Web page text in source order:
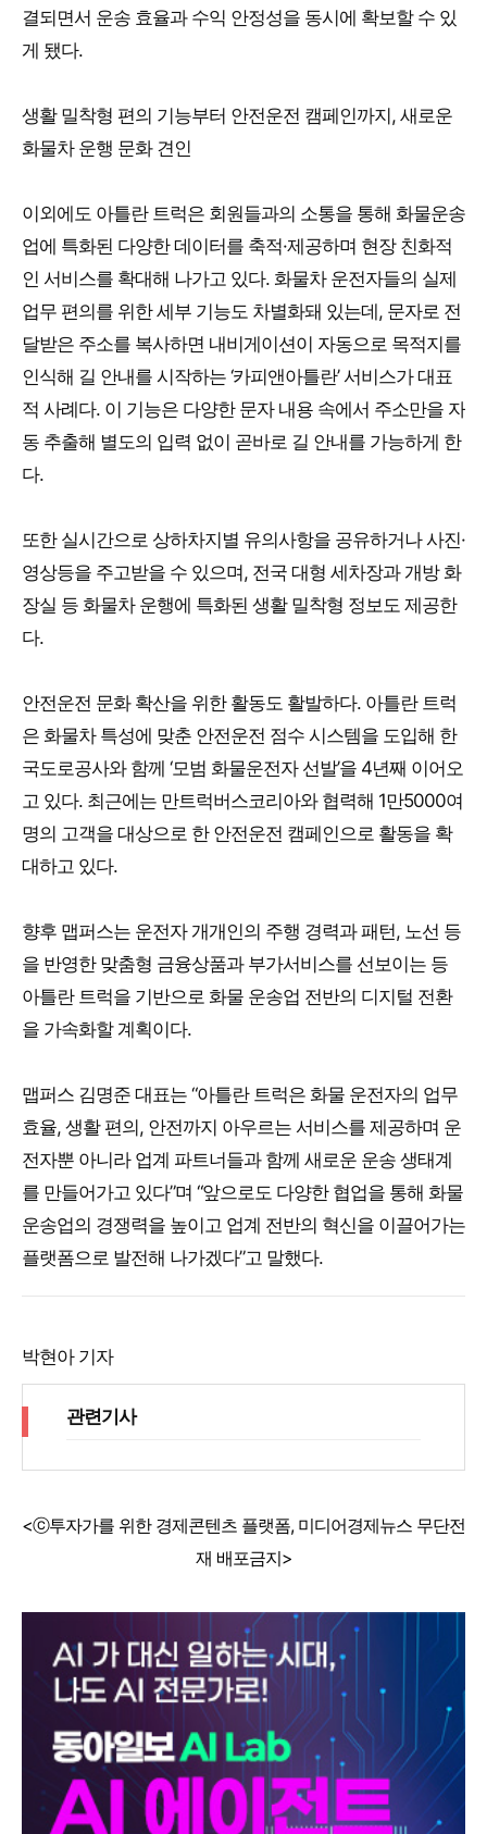
결되면서 운송 효율과 수익 안정성을 동시에 확보할 수 있
게 됐다.
생활 밀착형 편의 기능부터 안전운전 캠페인까지, 새로운
화물차 운행 문화 견인
이외에도 아틀란 트럭은 회원들과의 소통을 통해 화물운송
업에 특화된 다양한 데이터를 축적·제공하며 현장 친화적
인 서비스를 확대해 나가고 있다. 화물차 운전자들의 실제
업무 편의를 위한 세부 기능도 차별화돼 있는데, 문자로 전
달받은 주소를 복사하면 내비게이션이 자동으로 목적지를
인식해 길 안내를 시작하는 ‘카피앤아틀란’ 서비스가 대표
적 사례다. 이 기능은 다양한 문자 내용 속에서 주소만을 자
동 추출해 별도의 입력 없이 곧바로 길 안내를 가능하게 한
다.
또한 실시간으로 상하차지별 유의사항을 공유하거나 사진·
영상등을 주고받을 수 있으며, 전국 대형 세차장과 개방 화
장실 등 화물차 운행에 특화된 생활 밀착형 정보도 제공한
다.
안전운전 문화 확산을 위한 활동도 활발하다. 아틀란 트럭
은 화물차 특성에 맞춘 안전운전 점수 시스템을 도입해 한
국도로공사와 함께 ‘모범 화물운전자 선발’을 4년째 이어오
고 있다. 최근에는 만트럭버스코리아와 협력해 1만5000여
명의 고객을 대상으로 한 안전운전 캠페인으로 활동을 확
대하고 있다.
향후 맵퍼스는 운전자 개개인의 주행 경력과 패턴, 노선 등
을 반영한 맞춤형 금융상품과 부가서비스를 선보이는 등
아틀란 트럭을 기반으로 화물 운송업 전반의 디지털 전환
을 가속화할 계획이다.
맵퍼스 김명준 대표는 “아틀란 트럭은 화물 운전자의 업무
효율, 생활 편의, 안전까지 아우르는 서비스를 제공하며 운
전자뿐 아니라 업계 파트너들과 함께 새로운 운송 생태계
를 만들어가고 있다”며 “앞으로도 다양한 협업을 통해 화물
운송업의 경쟁력을 높이고 업계 전반의 혁신을 이끌어가는
플랫폼으로 발전해 나가겠다”고 말했다.
박현아 기자
관련기사
<ⓒ투자가를 위한 경제콘텐츠 플랫폼, 미디어경제뉴스 무단전
재 배포금지>